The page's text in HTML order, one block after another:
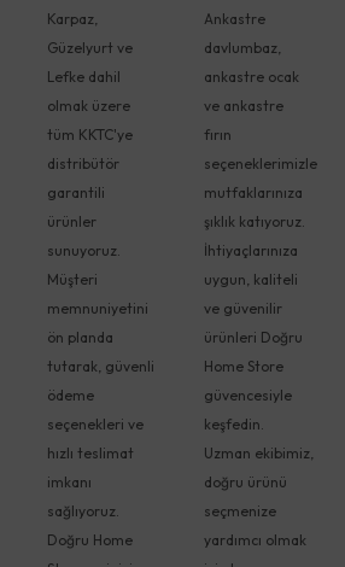
Karpaz,
Güzelyurt ve
Lefke dahil
olmak üzere
tüm KKTC'ye
distribütör
garantili
ürünler
sunuyoruz.
Müşteri
memnuniyetini
ön planda
tutarak, güvenli
ödeme
seçenekleri ve
hızlı teslimat
imkanı
sağlıyoruz.
Doğru Home
Ankastre
davlumbaz,
ankastre ocak
ve ankastre
fırın
seçeneklerimizle
mutfaklarınıza
şıklık katıyoruz.
İhtiyaçlarınıza
uygun, kaliteli
ve güvenilir
ürünleri Doğru
Home Store
güvencesiyle
keşfedin.
Uzman ekibimiz,
doğru ürünü
seçmenize
yardımcı olmak